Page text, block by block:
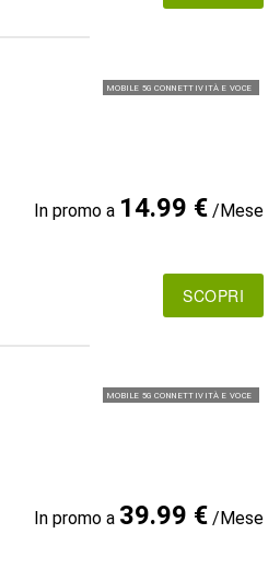
MOBILE 5G CONNETTIVITÀ E VOCE
In promo a 14.99 €/Mese
SCOPRI
MOBILE 5G CONNETTIVITÀ E VOCE
In promo a 39.99 €/Mese